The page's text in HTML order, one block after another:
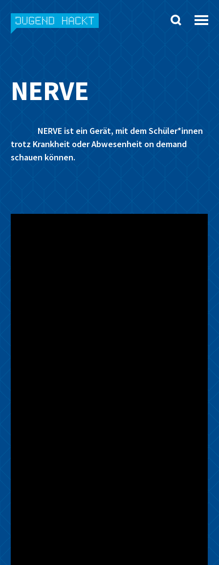
Skip
to
NERVE
NERVE ist ein Gerät, mit dem Schüler*innen
trotz Krankheit oder Abwesenheit on demand
schauen können.